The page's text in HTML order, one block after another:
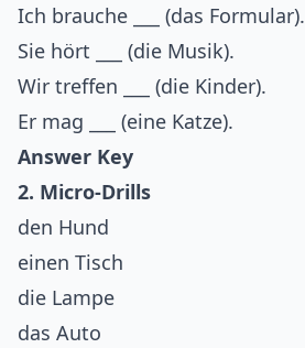
Ich brauche ___ (das Formular).
Sie hört ___ (die Musik).
Wir treffen ___ (die Kinder).
Er mag ___ (eine Katze).
Answer Key
2. Micro-Drills
den Hund
einen Tisch
die Lampe
das Auto